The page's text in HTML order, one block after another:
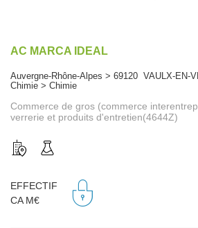
AC MARCA IDEAL
Auvergne-Rhône-Alpes > 69120 VAULX-EN-
Chimie > Chimie
Commerce de gros (commerce
verrerie et produits d'entretien(4644Z)
EFFECTIF
CA M€